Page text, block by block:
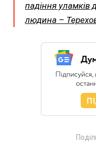
падіння уламків
людина –